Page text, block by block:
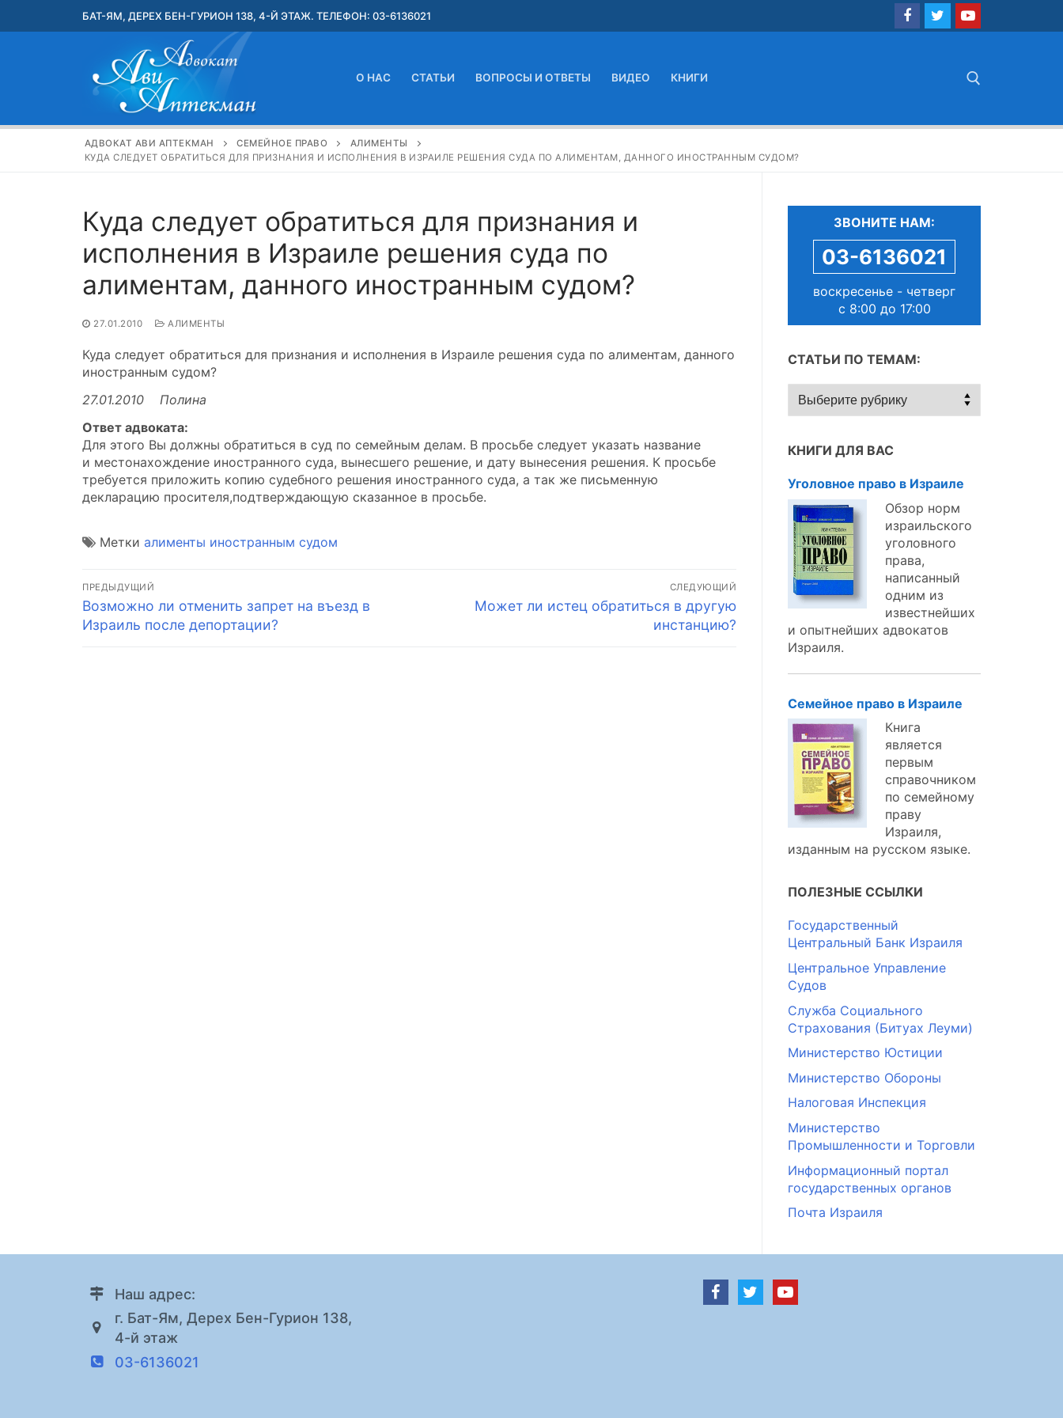
БАТ-ЯМ, ДЕРЕХ БЕН-ГУРИОН 138, 4-Й ЭТАЖ. ТЕЛЕФОН: 03-6136021
О НАС СТАТЬИ ВОПРОСЫ И ОТВЕТЫ ВИДЕО КНИГИ
АДВОКАТ АВИ АПТЕКМАН СЕМЕЙНОЕ ПРАВО
АЛИМЕНТЫ
КУДА СЛЕДУЕТ ОБРАТИТЬСЯ ДЛЯ ПРИЗНАНИЯ И ИСПОЛНЕНИЯ В ИЗРАИЛЕ РЕШЕНИЯ СУДА ПО АЛИМЕНТАМ, ДАННОГО ИНОСТРАННЫМ СУДОМ?
Куда следует обратиться для признания и
исполнения в Израиле решения суда по
алиментам, данного иностранным судом?
27.01.2010 АЛИМЕНТЫ
Куда следует обратиться для признания и исполнения в Израиле решения суда по алиментам, данного
иностранным судом?
27.01.2010 Полина
Ответ адвоката:
Для этого Вы должны обратиться в суд по семейным делам. В просьбе следует указать название
и местонахождение иностранного суда, вынесшего решение, и дату вынесения решения. К просьбе
требуется приложить копию судебного решения иностранного суда, а так же письменную
декларацию просителя,подтверждающую сказанное в просьбе.
Метки алименты иностранным судом
Навигация
по
ПРЕДЫДУЩИЙ
Предыдущая
запись:
Возможно ли отменить запрет на въезд в
Израиль после депортации?
СЛЕДУЮЩИЙ
Следующая
Может ли истец обратиться в другую
инстанцию?
ЗВОНИТЕ НАМ:
03-6136021
воскресенье - четверг
с 8:00 до 17:00
СТАТЬИ ПО ТЕМАМ:
Статьи
по
КНИГИ ДЛЯ ВАС
Уголовное право в Израиле
Обзор норм
израильского
уголовного
права,
написанный
одним из
известнейших
и опытнейших адвокатов
Израиля.
Семейное право в Израиле
Книга
является
первым
справочником
по семейному
праву
Израиля,
изданным на русском языке.
ПОЛЕЗНЫЕ ССЫЛКИ
Государственный
Центральный Банк Израиля
Центральное Управление
Судов
Служба Социального
Страхования (Битуах Леуми)
Министерство Юстиции
Министерство Обороны
Налоговая Инспекция
Министерство
Промышленности и Торговли
Информационный портал
государственных органов
Почта Израиля
Наш адрес:
г. Бат-Ям, Дерех Бен-Гурион 138,
4-й этаж
03-6136021